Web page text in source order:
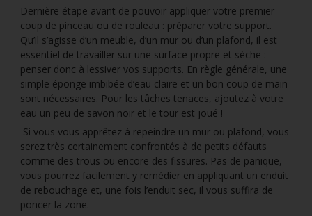
Dernière étape avant de pouvoir appliquer votre premier
coup de pinceau ou de rouleau : préparer votre support.
Qu’il s’agisse d’un meuble, d’un mur ou d’un plafond, il est
essentiel de travailler sur une surface propre et sèche :
penser donc à lessiver vos supports. En règle générale, une
simple éponge imbibée d’eau claire et un bon coup de main
sont nécessaires. Pour les tâches tenaces, ajoutez à votre
eau un peu de savon noir et le tour est joué !
Si vous vous apprêtez à repeindre un mur ou plafond, vous
serez très certainement confrontés à de petits défauts
comme des trous ou encore des fissures. Pas de panique,
vous pourrez facilement y remédier en appliquant un enduit
de rebouchage et, une fois l’enduit sec, il vous suffira de
poncer la zone.